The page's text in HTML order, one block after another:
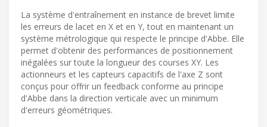
La système d'entraînement en instance de brevet limite
les erreurs de lacet en X et en Y, tout en maintenant un
système métrologique qui respecte le principe d'Abbe. Elle
permet d'obtenir des performances de positionnement
inégalées sur toute la longueur des courses XY. Les
actionneurs et les capteurs capacitifs de l'axe Z sont
conçus pour offrir un feedback conforme au principe
d'Abbe dans la direction verticale avec un minimum
d'erreurs géométriques.